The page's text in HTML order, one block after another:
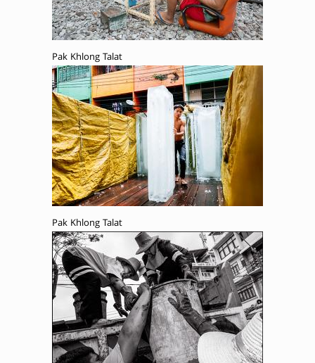
Pak Khlong Talat
Pak Khlong Talat